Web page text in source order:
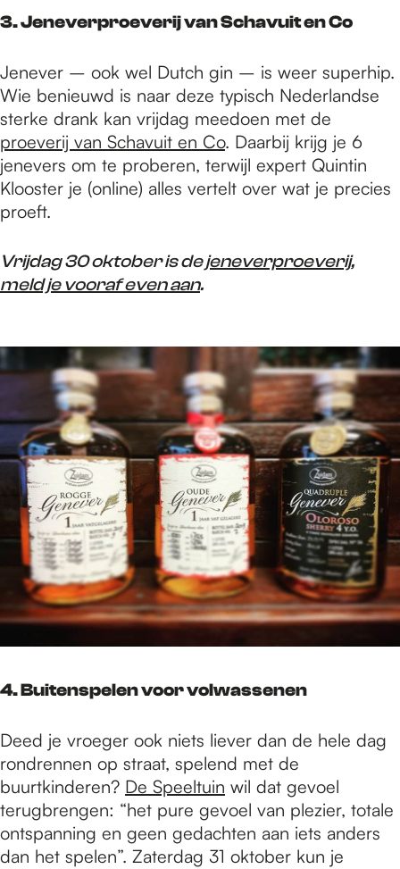
3. Jeneverproeverij van Schavuit en Co
Jenever – ook wel Dutch gin – is weer superhip.
Wie benieuwd is naar deze typisch Nederlandse
sterke drank kan vrijdag meedoen met de
proeverij van Schavuit en Co. Daarbij krijg je 6
jenevers om te proberen, terwijl expert Quintin
Klooster je (online) alles vertelt over wat je precies
proeft.
Vrijdag 30 oktober is dejeneverproeverij,
meld je vooraf even aan.
4. Buitenspelen voor volwassenen
Deed je vroeger ook niets liever dan de hele dag
rondrennen op straat, spelend met de
buurtkinderen? De Speeltuin wil dat gevoel
terugbrengen: “het pure gevoel van plezier, totale
ontspanning en geen gedachten aan iets anders
dan het spelen”. Zaterdag 31 oktober kun je